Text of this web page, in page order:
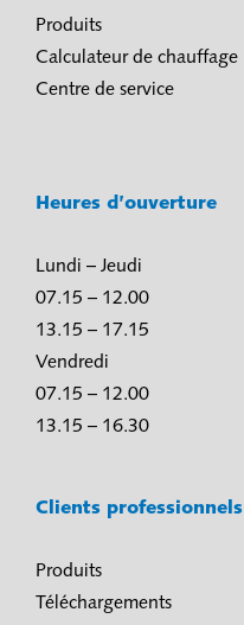
Produits
Calculateur de chauffage
Centre de service
Heures d’ouverture
Lundi – Jeudi
07.15 – 12.00
13.15 – 17.15
Vendredi
07.15 – 12.00
13.15 – 16.30
Clients professionnels
Produits
Téléchargements